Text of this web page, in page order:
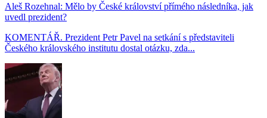
Aleš Rozehnal: Mělo by České království přímého následníka, jak
uvedl prezident?
KOMENTÁŘ. Prezident Petr Pavel na setkání s představiteli
Českého královského institutu dostal otázku, zda...